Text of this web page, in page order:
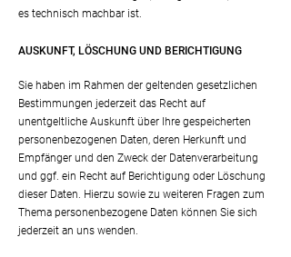
es technisch machbar ist.
AUSKUNFT, LÖSCHUNG UND BERICHTIGUNG
Sie haben im Rahmen der geltenden gesetzlichen
Bestimmungen jederzeit das Recht auf
unentgeltliche Auskunft über Ihre gespeicherten
personenbezogenen Daten, deren Herkunft und
Empfänger und den Zweck der Datenverarbeitung
und ggf. ein Recht auf Berichtigung oder Löschung
dieser Daten. Hierzu sowie zu weiteren Fragen zum
Thema personenbezogene Daten können Sie sich
jederzeit an uns wenden.